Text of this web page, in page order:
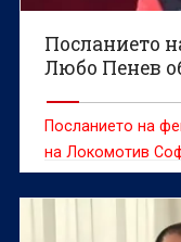
Посланието
Любо Пенев
Посланието на
на Локомотив
социалните